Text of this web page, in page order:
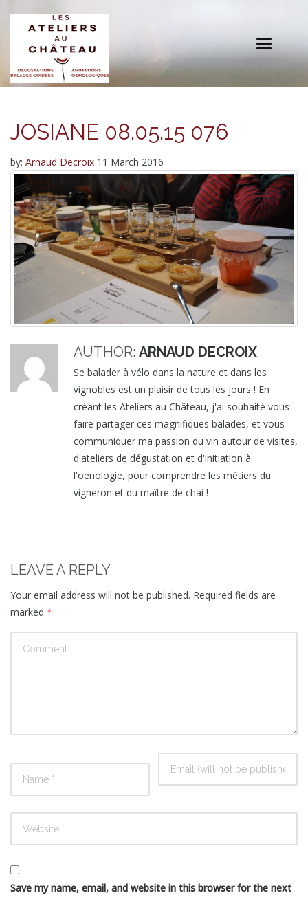
Toggle
JOSIANE 08.05.15 076
by: Arnaud Decroix 11 March 2016
AUTHOR: ARNAUD DECROIX
Se balader à vélo dans la nature et dans les
vignobles est un plaisir de tous les jours ! En
créant les Ateliers au Château, j'ai souhaité vous
faire partager ces magnifiques balades, et vous
communiquer ma passion du vin autour de visites,
d'ateliers de dégustation et d'initiation à
l'oenologie, pour comprendre les métiers du
vigneron et du maître de chai !
LEAVE A REPLY
Your email address will not be published. Required fields are
marked *
Save my name, email, and website in this browser for the next